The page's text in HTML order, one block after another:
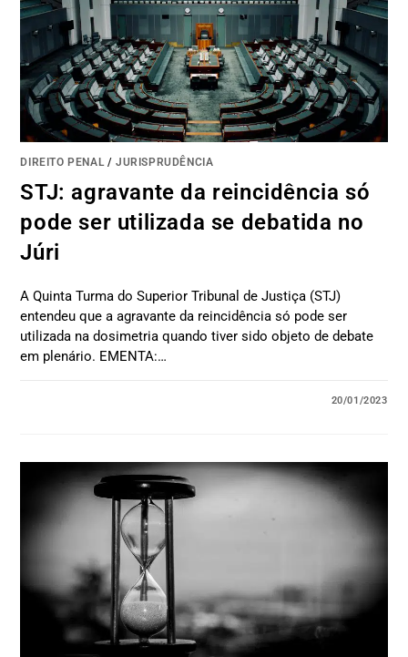
DIREITO PENAL /JURISPRUDÊNCIA
STJ: agravante da reincidência só
pode ser utilizada se debatida no
Júri
A Quinta Turma do Superior Tribunal de Justiça (STJ)
entendeu que a agravante da reincidência só pode ser
utilizada na dosimetria quando tiver sido objeto de debate
em plenário. EMENTA:…
20/01/2023